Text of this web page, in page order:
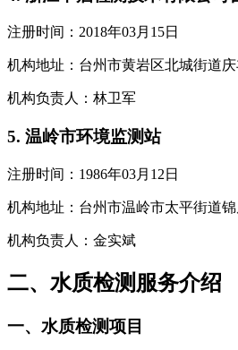
注册时间：2018年03月15日
机构地址：台州市黄岩区北城街道
机构负责人：林卫军
5. 温岭市环境监测站
注册时间：1986年03月12日
机构地址：台州市温岭市太平街道
机构负责人：金实斌
二、水质检测服务介绍
一、水质检测项目